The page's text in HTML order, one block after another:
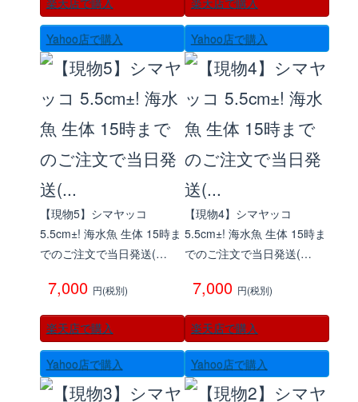
Yahoo店で購入 Yahoo店で購入
【現物5】シマヤッコ
5.5cm±! 海水魚 生体 15時ま
でのご注文で当日発送(…
7,000 円(税別)
楽天店で購入
Yahoo店で購入
【現物4】シマヤッコ
5.5cm±! 海水魚 生体 15時ま
でのご注文で当日発送(…
7,000 円(税別)
楽天店で購入
Yahoo店で購入